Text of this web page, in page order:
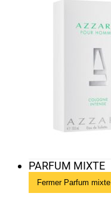
PARFUM MIXTE
Fermer Parfum mixte